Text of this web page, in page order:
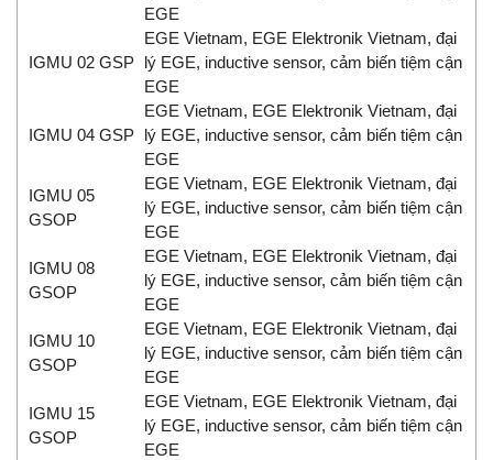
EGE
IGMU 02 GSP
EGE Vietnam, EGE Elektronik Vietnam, đại
lý EGE, inductive sensor, cảm biến tiệm cận
EGE
IGMU 04 GSP
EGE Vietnam, EGE Elektronik Vietnam, đại
lý EGE, inductive sensor, cảm biến tiệm cận
EGE
IGMU 05
GSOP
EGE Vietnam, EGE Elektronik Vietnam, đại
lý EGE, inductive sensor, cảm biến tiệm cận
EGE
IGMU 08
GSOP
EGE Vietnam, EGE Elektronik Vietnam, đại
lý EGE, inductive sensor, cảm biến tiệm cận
EGE
IGMU 10
GSOP
EGE Vietnam, EGE Elektronik Vietnam, đại
lý EGE, inductive sensor, cảm biến tiệm cận
EGE
IGMU 15
GSOP
EGE Vietnam, EGE Elektronik Vietnam, đại
lý EGE, inductive sensor, cảm biến tiệm cận
EGE